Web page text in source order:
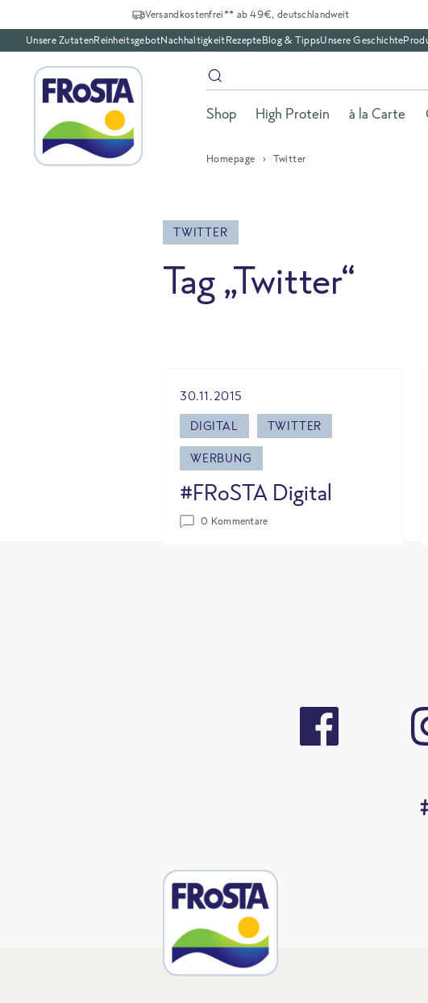
Versandkostenfrei** ab 49€, deutschlandweit
Unsere ZutatenReinheitsgebotNachhaltigkeitRezepteBlog & TippsUnsere Geschichte
Shop High Protein à la Carte
Homepage Twitter
TWITTER
Tag „Twitter“
30.11.2015
DIGITAL
TWITTER
WERBUNG
#FRoSTA Digital
0 Kommentare